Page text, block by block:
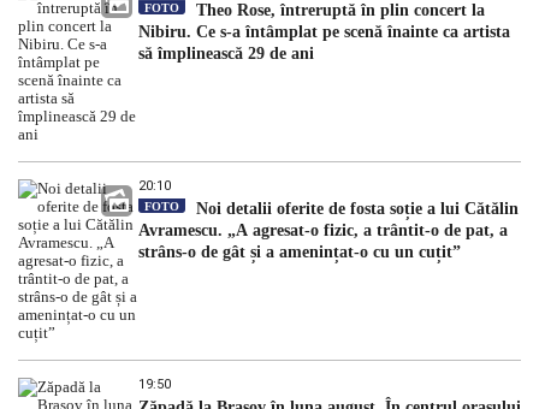
FOTO
Theo Rose, întreruptă în plin concert la
Nibiru. Ce s-a întâmplat pe scenă înainte ca artista
să împlinească 29 de ani
20:10
FOTO
Noi detalii oferite de fosta soție a lui Cătălin
Avramescu. „A agresat-o fizic, a trântit-o de pat, a
strâns-o de gât și a amenințat-o cu un cuțit”
19:50